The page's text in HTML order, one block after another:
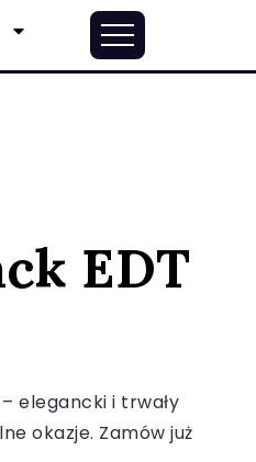
EDT
elegancki i trwały
okazje. Zamów już